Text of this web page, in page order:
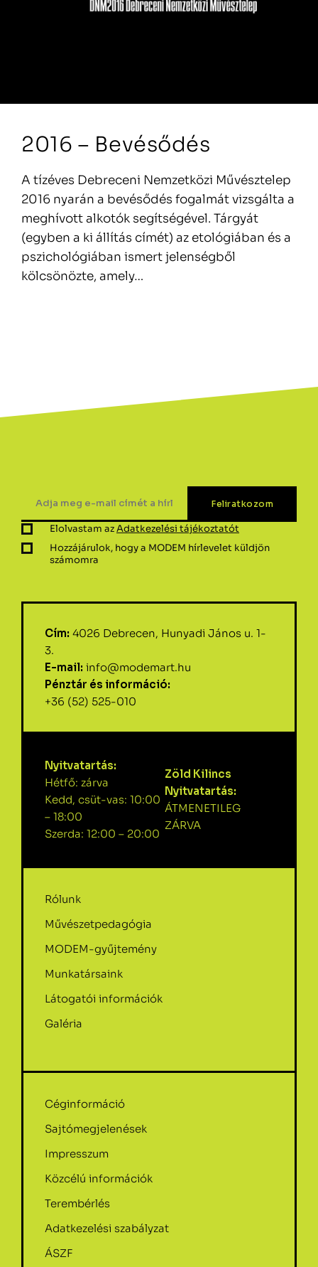
2016 – Bevésődés
A tízéves Debreceni Nemzetközi Művésztelep
2016 nyarán a bevésődés fogalmát vizsgálta a
meghívott alkotók segítségével. Tárgyát
(egyben a ki állítás címét) az etológiában és a
pszichológiában ismert jelenségből
kölcsönözte, amely…
Elolvastam azAdatkezelési tájékoztatót
Hozzájárulok, hogy a MODEM hírlevelet küldjön
számomra
Cím: 4026 Debrecen, Hunyadi János u. 1-
3.
E-mail: info@modemart.hu
Pénztár és információ:
+36 (52) 525-010
Nyitvatartás:
Hétfő: zárva
Kedd, csüt-vas: 10:00
– 18:00
Szerda: 12:00 – 20:00
Zöld Kilincs
Nyitvatartás:
ÁTMENETILEG
ZÁRVA
Rólunk
Művészetpedagógia
MODEM-gyűjtemény
Munkatársaink
Látogatói információk
Galéria
Céginformáció
Sajtómegjelenések
Impresszum
Közcélú információk
Terembérlés
Adatkezelési szabályzat
ÁSZF